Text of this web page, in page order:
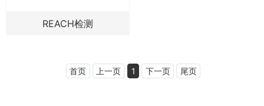
REACH检测
首页 上一页 1 下一页 尾页